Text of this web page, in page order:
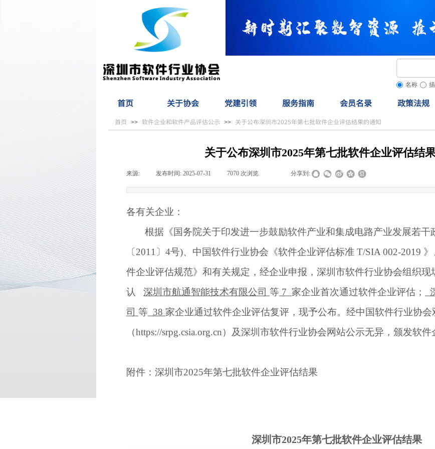
名称
首页 关于协会 党建引领 服务指南 会员名录 政策法规
首页 >> 软件企业和软件产品评估公示 >> 关于公布深圳市2025年第七批软件企业评估结果的通知
关于公布深圳市2025年第七批软件企业评估结
来源: 发布时间: 2025-07-31 7070 次浏览 分享到:
各有关企业：
根据《国务院关于印发进一步鼓励软件产业和集成电路产业发展若干
〔 2011 〕 4号)、中国软件行业协会《软件企业评估标准 T/SIA 002-2019
件企业评估规范》和有关规定，经企业申报，深圳市软件行业协会组织现
认
深圳市航通智能技术有限公司 等 7 家企业首次通过软件企业评估 ；
司 等 38 家企业通过软件企业评估复评， 现予公布。经中国软件行业协
（https://srpg.csia.org.cn）及深圳市软件行业协会网站公示无异，颁发软件
附件： 深圳市2025年第七批软件企业评估结果
深圳市2025年第七批软件企业评估结果